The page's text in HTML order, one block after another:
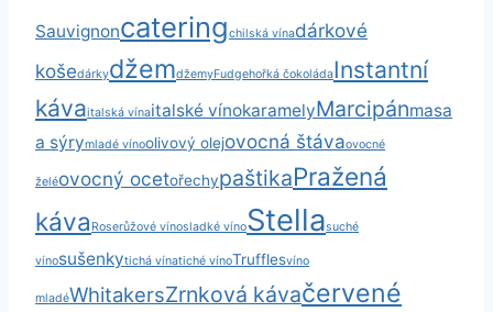
Sauvignoncateringchilská vínadárkové
košedárkydžemdžemyFudgehořká čokoládaInstantní
kávaitalská vínaitalské vínokaramelyMarcipánmasa
a sýrymladé vínoolivový olejovocná štávaovocné
želéovocný ocetořechypaštikaPražená
káva Roserůžové vínosladké vínoStellasuché
vínosušenkytichá vínatiché vínoTrufflesvíno
mladéWhitakersZrnková kávačervené